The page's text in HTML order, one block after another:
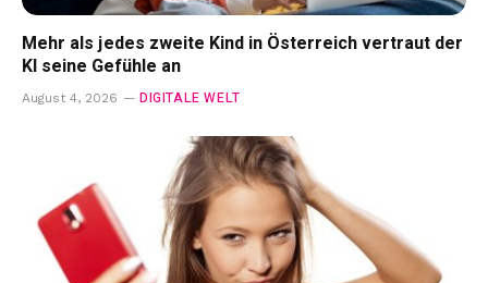
Mehr als jedes zweite Kind in Österreich vertraut der
KI seine Gefühle an
August 4, 2026 DIGITALE WELT